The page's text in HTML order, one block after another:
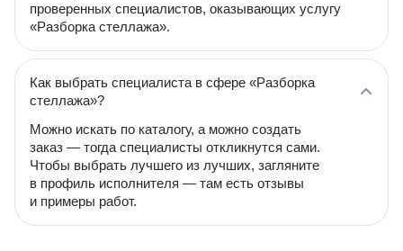
проверенных специалистов, оказывающих услугу
«Разборка стеллажа».
Как выбрать специалиста в сфере «Разборка
стеллажа»?
Можно искать по каталогу, а можно создать
заказ — тогда специалисты откликнутся сами.
Чтобы выбрать лучшего из лучших, загляните
в профиль исполнителя — там есть отзывы
и примеры работ.